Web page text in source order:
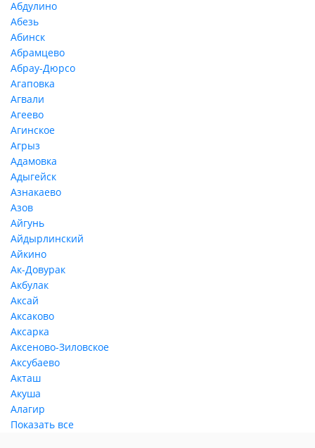
Абдулино
Абезь
Абинск
Абрамцево
Абрау-Дюрсо
Агаповка
Агвали
Агеево
Агинское
Агрыз
Адамовка
Адыгейск
Азнакаево
Азов
Айгунь
Айдырлинский
Айкино
Ак-Довурак
Акбулак
Аксай
Аксаково
Аксарка
Аксеново-Зиловское
Аксубаево
Акташ
Акуша
Алагир
Показать все